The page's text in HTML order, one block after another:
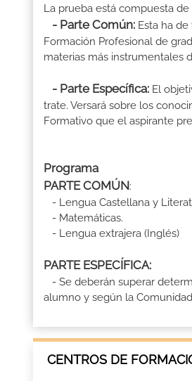
La prueba está compuesta de
- Parte Común: Esta ha
Formación Profesional de
materias más instrumentales
- Parte Específica: El
trate. Versará sobre los
Formativo que el aspirante
Programa
PARTE COMÚN:
- Lengua Castellana y
- Matemáticas.
- Lengua extrajera (Inglés)
PARTE ESPECÍFICA:
- Se deberán superar
alumno y según la
CENTROS DE